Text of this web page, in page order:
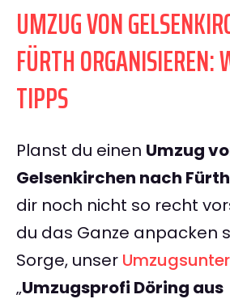
UMZUG VON
FÜRTH ORGANISIEREN:
TIPPS
Planst du einen Umzug
Gelsenkirchen nach Fürth
dir noch nicht so recht
du das Ganze anpacken
Sorge, unser
„Umzugsprofi Döring aus